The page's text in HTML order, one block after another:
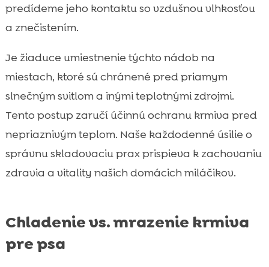
predídeme jeho kontaktu so vzdušnou vlhkosťou
a znečistením.
Je žiaduce umiestnenie týchto nádob na
miestach, ktoré sú chránené pred priamym
slnečným svitlom a inými teplotnými zdrojmi.
Tento postup zaručí účinnú ochranu krmiva pred
nepriaznivým teplom. Naše každodenné úsilie o
správnu skladovaciu prax prispieva k zachovaniu
zdravia a vitality našich domácich miláčikov.
Chladenie vs. mrazenie krmiva
pre psa